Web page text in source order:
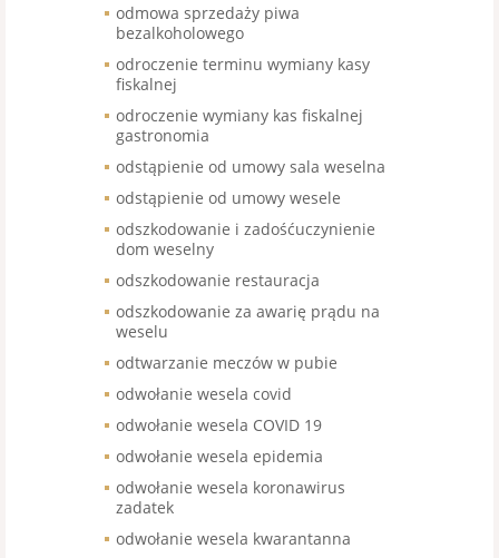
odmowa sprzedaży piwa
bezalkoholowego
odroczenie terminu wymiany kasy
fiskalnej
odroczenie wymiany kas fiskalnej
gastronomia
odstąpienie od umowy sala weselna
odstąpienie od umowy wesele
odszkodowanie i zadośćuczynienie
dom weselny
odszkodowanie restauracja
odszkodowanie za awarię prądu na
weselu
odtwarzanie meczów w pubie
odwołanie wesela covid
odwołanie wesela COVID 19
odwołanie wesela epidemia
odwołanie wesela koronawirus
zadatek
odwołanie wesela kwarantanna